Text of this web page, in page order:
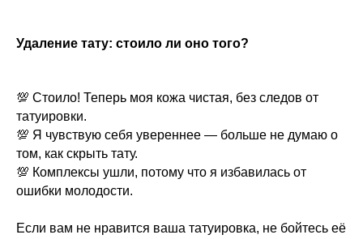
Удаление тату: стоило ли оно того?
💯 Стоило! Теперь моя кожа чистая, без следов от
татуировки.
💯 Я чувствую себя увереннее — больше не думаю о
том, как скрыть тату.
💯 Комплексы ушли, потому что я избавилась от
ошибки молодости.
Если вам не нравится ваша татуировка, не бойтесь её